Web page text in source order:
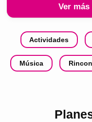
Ver
Actividades
Música